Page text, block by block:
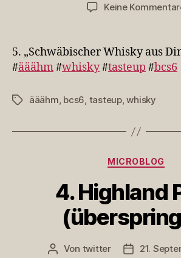
Keine
5. „Schwäbischer Whisky aus
#ääähm#whisky#tasteup #bcs6
Schlagwörter
ääähm, bcs6, tasteup,whisky
MICROBLOG
4. Highland
Beitragsautor
Von twitter
21.